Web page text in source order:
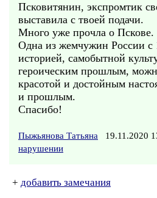
Псковитянин, экспромтик
выставила с твоей подачи.
Много уже прочла о Пскове.
Одна из жемчужин России с
историей, самобытной
героическим прошлым,
красотой и достойным
и прошлым.
Спасибо!
Пыжьянова Татьяна 19.11.2020
нарушении
+ добавить замечания